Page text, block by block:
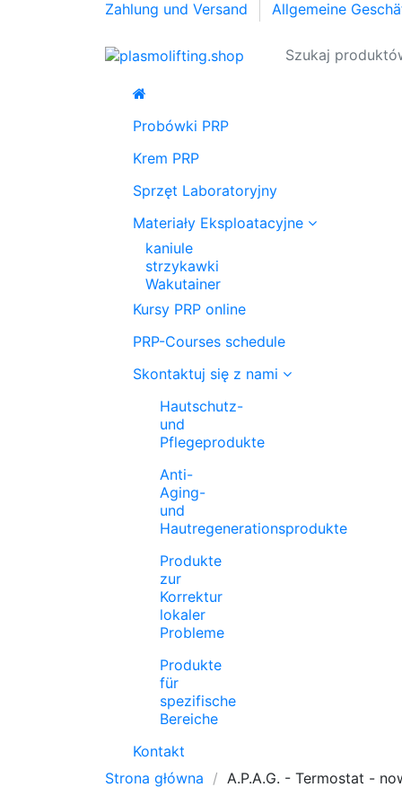
Zahlung und Versand Allgemeine
Probówki PRP
Krem PRP
Sprzęt Laboratoryjny
Materiały Eksploatacyjne
kaniule
strzykawki
Wakutainer
Kursy PRP online
PRP-Courses schedule
Skontaktuj się z nami
Hautschutz-
und
Pflegeprodukte
Anti-
Aging-
und
Hautregenerationsprodukte
Produkte
zur
Korrektur
lokaler
Probleme
Produkte
für
spezifische
Bereiche
Kontakt
Strona główna
A.P.A.G. - Termostat -